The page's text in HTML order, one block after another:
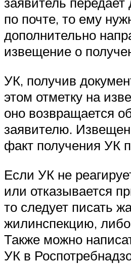
по почте, то ему
дополнительно
извещение о
УК, получив
этом отметку на
оно возвращается
заявителю.
факт получения УК
Если УК не
или отказывается
то следует писать
жилинспекцию, либо
Также можно
УК в